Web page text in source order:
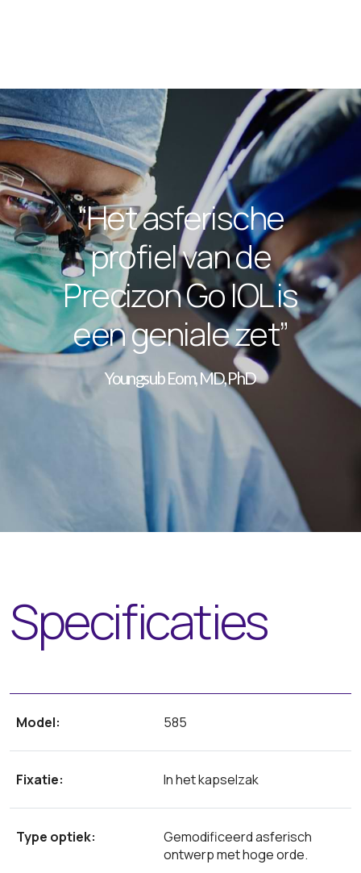
“Het asferische
profiel van de
Precizon Go IOL is
een geniale zet”
Youngsub Eom, MD, PhD
Specificaties
Model: 585
Fixatie: In het kapselzak
Type optiek:
Gemodificeerd asferisch
ontwerp met hoge orde.